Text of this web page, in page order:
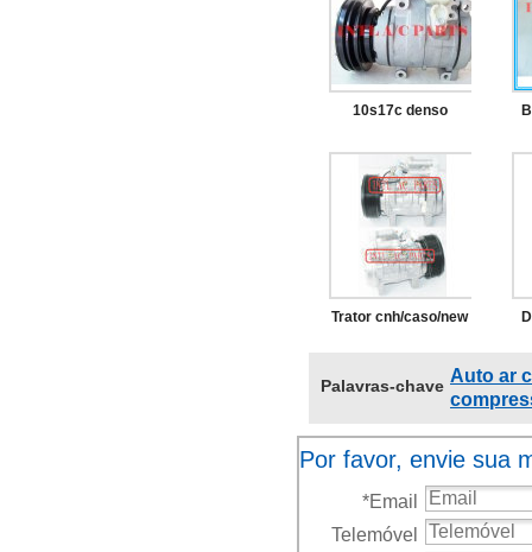
compressores
automotivos a granel
ER210R YORK
ER210R-25200
10s17c denso
cat320d um/c
compressor
4472203845
4472203846
4472203847
2473002800
Trator cnh/caso/new
auto ac compressor
10p15 10p15c 8 8pk
ouvidos
Palavras-chave Auto ar
Por favor, envie sua
*Email
Telemóvel